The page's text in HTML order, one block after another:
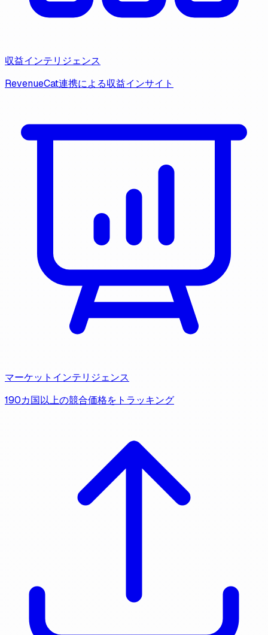
収益インテリジェンス
RevenueCat連携による収益インサイト
マーケットインテリジェンス
190カ国以上の競合価格をトラッキング